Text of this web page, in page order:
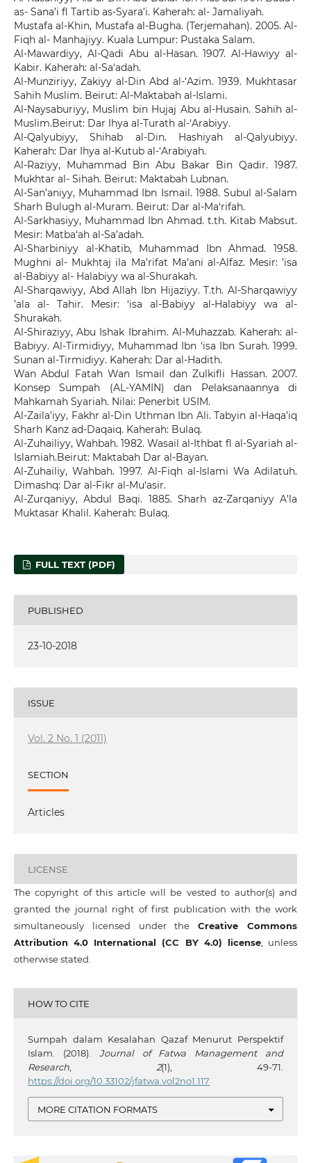
as- Sana’i fl Tartib as-Syara’i. Kaherah: al- Jamaliyah.
Mustafa al-Khin, Mustafa al-Bugha. (Terjemahan). 2005. Al-
Fiqh al- Manhajiyy. Kuala Lumpur: Pustaka Salam.
Al-Mawardiyy, Al-Qadi Abu al-Hasan. 1907. Al-Hawiyy al-
Kabir. Kaherah: al-Sa‘adah.
Al-Munziriyy, Zakiyy al-Din Abd al-‘Azim. 1939. Mukhtasar
Sahih Muslim. Beirut: Al-Maktabah al-Islami.
Al-Naysaburiyy, Muslim bin Hujaj Abu al-Husain. Sahih al-
Muslim.Beirut: Dar Ihya al-Turath al-‘Arabiyy.
Al-Qalyubiyy, Shihab al-Din. Hashiyah al-Qalyubiyy.
Kaherah: Dar Ihya al-Kutub al-‘Arabiyah.
Al-Raziyy, Muhammad Bin Abu Bakar Bin Qadir. 1987.
Mukhtar al- Sihah. Beirut: Maktabah Lubnan.
Al-San’aniyy, Muhammad Ibn Ismail. 1988. Subul al-Salam
Sharh Bulugh al-Muram. Beirut: Dar al-Ma‘rifah.
Al-Sarkhasiyy, Muhammad Ibn Ahmad. t.th. Kitab Mabsut.
Mesir: Matba‘ah al-Sa’adah.
Al-Sharbiniyy al-Khatib, Muhammad Ibn Ahmad. 1958.
Mughni al- Mukhtaj ila Ma’rifat Ma’ani al-Alfaz. Mesir: ’isa
al-Babiyy al- Halabiyy wa al-Shurakah.
Al-Sharqawiyy, Abd Allah Ibn Hijaziyy. T.th. Al-Sharqawiyy
’ala al- Tahir. Mesir: ‘isa al-Babiyy al-Halabiyy wa al-
Shurakah.
Al-Shiraziyy, Abu Ishak Ibrahim. Al-Muhazzab. Kaherah: al-
Babiyy. Al-Tirmidiyy, Muhammad Ibn ‘isa Ibn Surah. 1999.
Sunan al-Tirmidiyy. Kaherah: Dar al-Hadith.
Wan Abdul Fatah Wan Ismail dan Zulkifli Hassan. 2007.
Konsep Sumpah (AL-YAMIN) dan Pelaksanaannya di
Mahkamah Syariah. Nilai: Penerbit USIM.
Al-Zaila’iyy, Fakhr al-Din Uthman Ibn Ali. Tabyin al-Haqa’iq
Sharh Kanz ad-Daqaiq. Kaherah: Bulaq.
Al-Zuhailiyy, Wahbah. 1982. Wasail al-Ithbat fl al-Syariah al-
Islamiah.Beirut: Maktabah Dar al-Bayan.
Al-Zuhailiy, Wahbah. 1997. Al-Fiqh al-Islami Wa Adilatuh.
Dimashq: Dar al-Fikr al-Mu‘asir.
Al-Zurqaniyy, Abdul Baqi. 1885. Sharh az-Zarqaniyy A’la
Muktasar Khalil. Kaherah: Bulaq.
FULL TEXT (PDF)
PUBLISHED
23-10-2018
ISSUE
Vol. 2 No. 1 (2011)
SECTION
Articles
LICENSE
The copyright of this article will be vested to author(s) and
granted the journal right of first publication with the work
simultaneously licensed under theCreative Commons
Attribution 4.0 International (CC BY 4.0) license, unless
otherwise stated.
HOW TO CITE
Sumpah dalam Kesalahan Qazaf Menurut Perspektif
Islam. (2018). Journal of Fatwa Management and
Research, 2(1), 49-71.
https://doi.org/10.33102/jfatwa.vol2no1.117
MORE CITATION FORMATS